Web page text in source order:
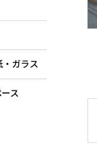
・ガラス
ス